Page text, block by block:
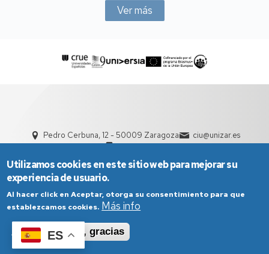
ES
Ver más
Pedro Cerbuna, 12 - 50009 Zaragoza
ciu@unizar.es
Aviso Legal
Condiciones generales de uso
Política de Privacidad
Utilizamos cookies en este sitio web para mejorar su
experiencia de usuario.
Al hacer click en Aceptar, otorga su consentimiento para que
establezcamos cookies. Más info
Aceptar
No, gracias